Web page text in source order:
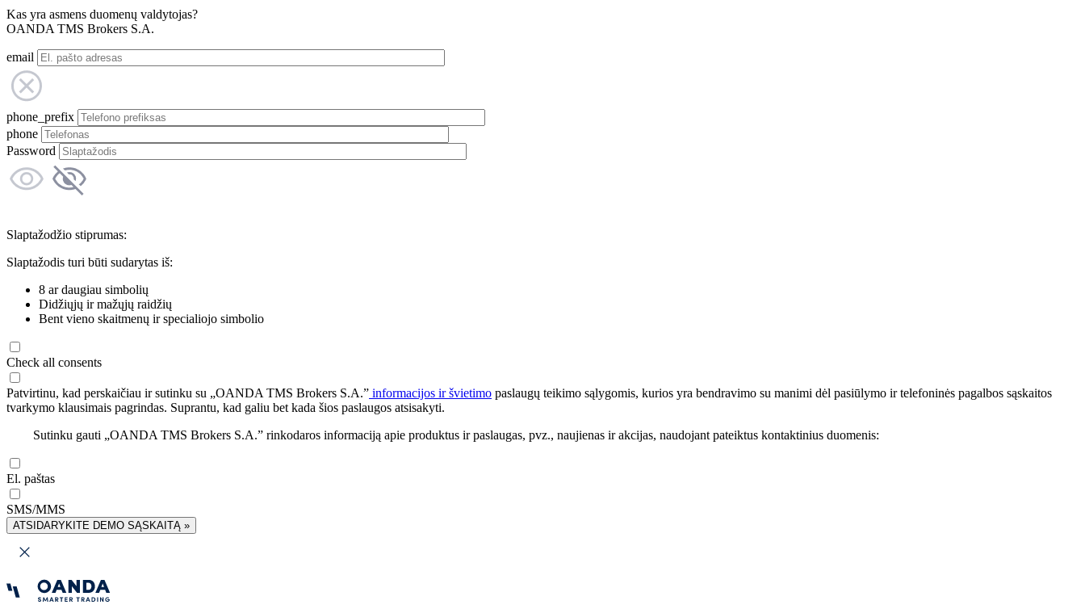
Kas yra asmens duomenų valdytojas?
OANDA TMS Brokers S.A.
email
phone_prefix
phone
Password
Slaptažodžio stiprumas:
Slaptažodis turi būti sudarytas iš:
8 ar daugiau simbolių
Didžiųjų ir mažųjų raidžių
Bent vieno skaitmenų ir specialiojo simbolio
Check all consents
Patvirtinu, kad perskaičiau ir sutinku su „OANDA TMS Brokers S.A.” informacijos ir švietimo paslaugų teikimo sąlygomis, kurios yra bendravimo su manimi dėl pasiūlymo ir telefoninės pagalbos sąskaitos
tvarkymo klausimais pagrindas. Suprantu, kad galiu bet kada šios paslaugos atsisakyti.
Sutinku gauti „OANDA TMS Brokers S.A.” rinkodaros informaciją apie produktus ir paslaugas, pvz., naujienas ir akcijas, naudojant pateiktus kontaktinius duomenis:
El. paštas
SMS/MMS
ATSIDARYKITE DEMO SĄSKAITĄ »